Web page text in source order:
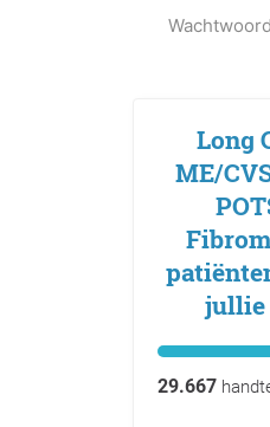
Long
ME/
jullie
29.667